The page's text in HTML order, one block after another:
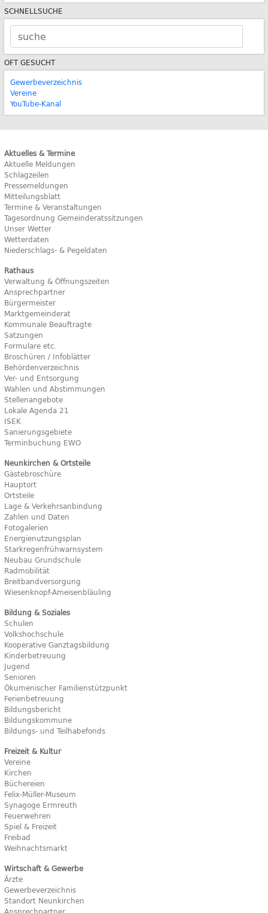
SCHNELLSUCHE
OFT GESUCHT
Gewerbeverzeichnis
Vereine
YouTube-Kanal
Aktuelles & Termine
Aktuelle Meldungen
Schlagzeilen
Pressemeldungen
Mitteilungsblatt
Termine & Veranstaltungen
Tagesordnung Gemeinderatssitzungen
Unser Wetter
Wetterdaten
Niederschlags- & Pegeldaten
Rathaus
Verwaltung & Öffnungszeiten
Ansprechpartner
Bürgermeister
Marktgemeinderat
Kommunale Beauftragte
Satzungen
Formulare etc.
Broschüren / Infoblätter
Behördenverzeichnis
Ver- und Entsorgung
Wahlen und Abstimmungen
Stellenangebote
Lokale Agenda 21
ISEK
Sanierungsgebiete
Terminbuchung EWO
Neunkirchen & Ortsteile
Gästebroschüre
Hauptort
Ortsteile
Lage & Verkehrsanbindung
Zahlen und Daten
Fotogalerien
Energienutzungsplan
Starkregenfrühwarnsystem
Neubau Grundschule
Radmobilität
Breitbandversorgung
Wiesenknopf-Ameisenbläuling
Bildung & Soziales
Schulen
Volkshochschule
Kooperative Ganztagsbildung
Kinderbetreuung
Jugend
Senioren
Ökumenischer Familienstützpunkt
Ferienbetreuung
Bildungsbericht
Bildungskommune
Bildungs- und Teilhabefonds
Freizeit & Kultur
Vereine
Kirchen
Büchereien
Felix-Müller-Museum
Synagoge Ermreuth
Feuerwehren
Spiel & Freizeit
Freibad
Weihnachtsmarkt
Wirtschaft & Gewerbe
Ärzte
Gewerbeverzeichnis
Standort Neunkirchen